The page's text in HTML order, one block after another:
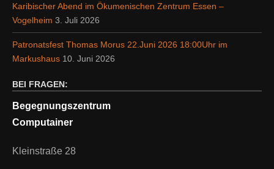
Karibischer Abend im Ökumenischen Zentrum Essen –
Vogelheim 3. Juli 2026
Patronatsfest Thomas Morus 22.Juni 2026 18:00Uhr im
Markushaus 10. Juni 2026
BEI FRAGEN:
Begegnungszentrum
Computainer
Kleinstraße 28